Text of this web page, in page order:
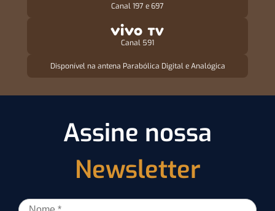
Canal 197 e 697
Canal 591
Disponível na antena Parabólica Digital e Analógica
Assine nossa
Newsletter